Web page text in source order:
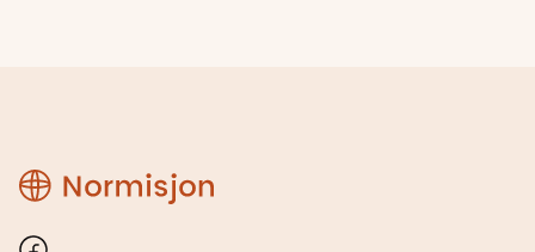
Region
Sogn
Fjordane